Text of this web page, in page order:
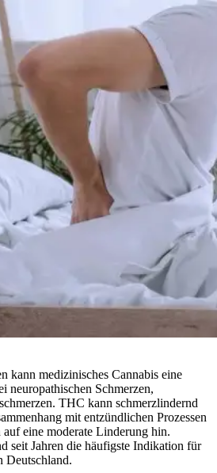
kann medizinisches Cannabis eine
neuropathischen Schmerzen,
THC kann schmerzlindernd
mit entzündlichen Prozessen
auf eine moderate Linderung hin.
seit Jahren die häufigste Indikation für
Deutschland.